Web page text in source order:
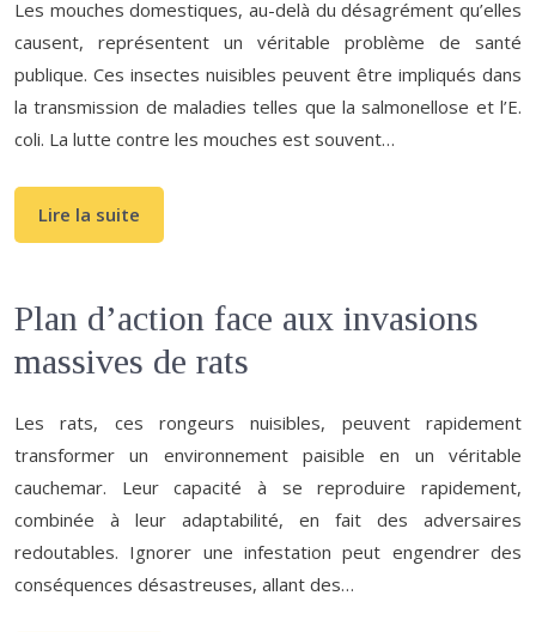
Les mouches domestiques, au-delà du désagrément qu’elles
causent, représentent un véritable problème de santé
publique. Ces insectes nuisibles peuvent être impliqués dans
la transmission de maladies telles que la salmonellose et l’E.
coli. La lutte contre les mouches est souvent…
Lire la suite
Plan d’action face aux invasions
massives de rats
Les rats, ces rongeurs nuisibles, peuvent rapidement
transformer un environnement paisible en un véritable
cauchemar. Leur capacité à se reproduire rapidement,
combinée à leur adaptabilité, en fait des adversaires
redoutables. Ignorer une infestation peut engendrer des
conséquences désastreuses, allant des…